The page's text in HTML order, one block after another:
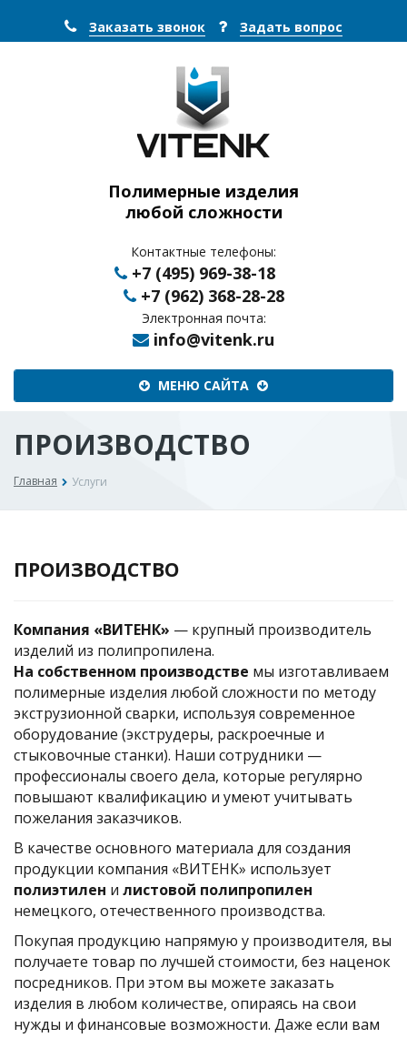
Заказать звонок Задать вопрос
Полимерные изделия
любой сложности
Контактные телефоны:
+7 (495) 969-38-18
+7 (962) 368-28-28
Электронная почта:
info@vitenk.ru
МЕНЮ САЙТА Меню
сайта
ПРОИЗВОДСТВО
Главная Услуги
ПРОИЗВОДСТВО
Компания «ВИТЕНК» — крупный производитель
изделий из полипропилена.
На собственном производстве мы изготавливаем
полимерные изделия любой сложности по методу
экструзионной сварки, используя современное
оборудование (экструдеры, раскроечные и
стыковочные станки). Наши сотрудники —
профессионалы своего дела, которые регулярно
повышают квалификацию и умеют учитывать
пожелания заказчиков.
В качестве основного материала для создания
продукции компания «ВИТЕНК» использует
полиэтилен и листовой полипропилен
немецкого, отечественного производства.
Покупая продукцию напрямую у производителя, вы
получаете товар по лучшей стоимости, без наценок
посредников. При этом вы можете заказать
изделия в любом количестве, опираясь на свои
нужды и финансовые возможности. Даже если вам